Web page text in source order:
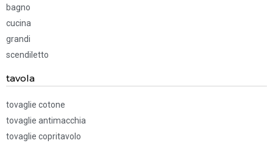
bagno
cucina
grandi
scendiletto
tavola
tovaglie cotone
tovaglie antimacchia
tovaglie copritavolo